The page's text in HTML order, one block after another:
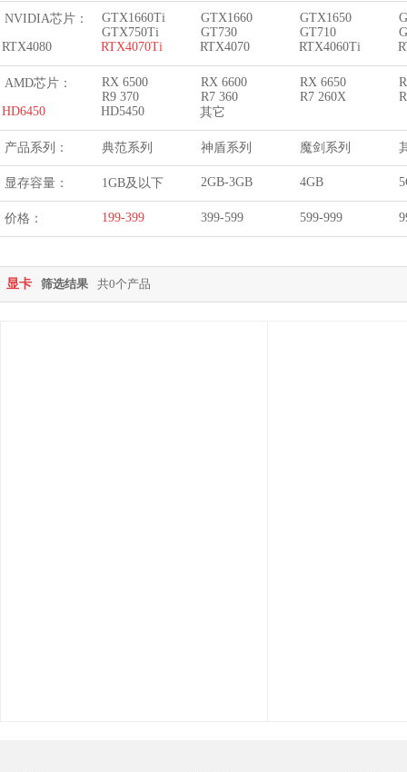
NVIDIA芯片： GTX1660Ti GTX1660 GTX1650
GTX750Ti
GT730 GT710
RTX4080
RTX4070Ti RTX4070 RTX4060Ti
AMD芯片： RX 6500 RX 6600 RX 6650
R9 370
R7 360 R7 260X
HD6450
HD5450 其它
产品系列： 典范系列 神盾系列 魔剑系列
显存容量： 1GB及以下 2GB-3GB 4GB
价格： 199-399 399-599 599-999
显卡 筛选结果 共0个产品